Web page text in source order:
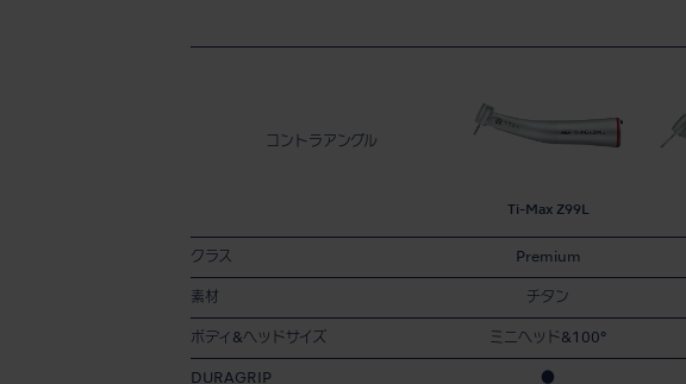
コントラアングル
クラス
素材
ボディ&ヘッドサイズ
DURAGRIP
Ti-Max Z99L
Premium
チタン
ミニヘッド&100°
●